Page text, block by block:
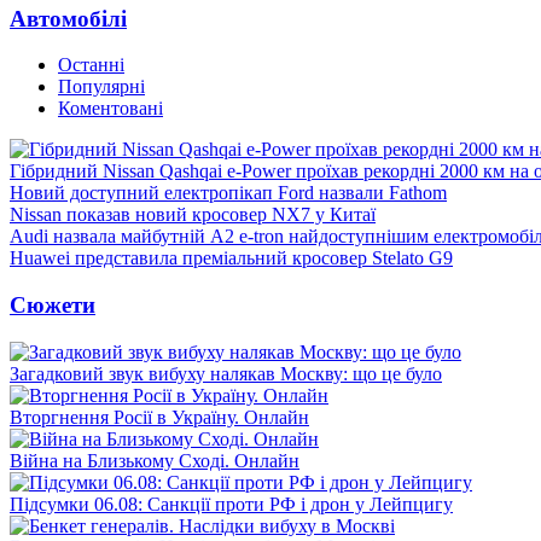
Автомобілі
Останні
Популярні
Коментовані
Гібридний Nissan Qashqai e-Power проїхав рекордні 2000 км на
Новий доступний електропікап Ford назвали Fathom
Nissan показав новий кросовер NX7 у Китаї
Audi назвала майбутній A2 e-tron найдоступнішим
Huawei представила преміальний кросовер Stelato G9
Сюжети
Загадковий звук вибуху налякав Москву: що це було
Вторгнення Росії в Україну. Онлайн
Війна на Близькому Сході. Онлайн
Підсумки 06.08: Санкції проти РФ і дрон у Лейпцигу